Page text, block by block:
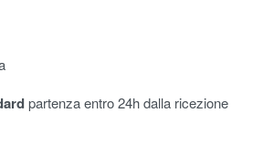
partenza entro 24h dalla ricezione